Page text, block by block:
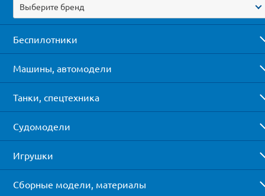
Выберите бренд
Беспилотники
Машины, автомодели
Танки, спецтехника
Судомодели
Игрушки
Сборные модели, материалы